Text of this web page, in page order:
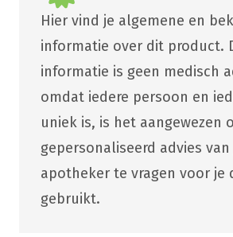
Hier vind je algemene en
informatie over dit product.
informatie is geen medisch
omdat iedere persoon en
uniek is, is het aangewezen
gepersonaliseerd advies
apotheker te vragen voor je
gebruikt.